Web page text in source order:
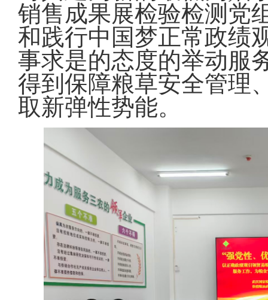
销售成果展检验检测党
和践行中国梦正常政绩
事求是的态度的举动服
得到保障粮草安全管理
取新弹性势能。